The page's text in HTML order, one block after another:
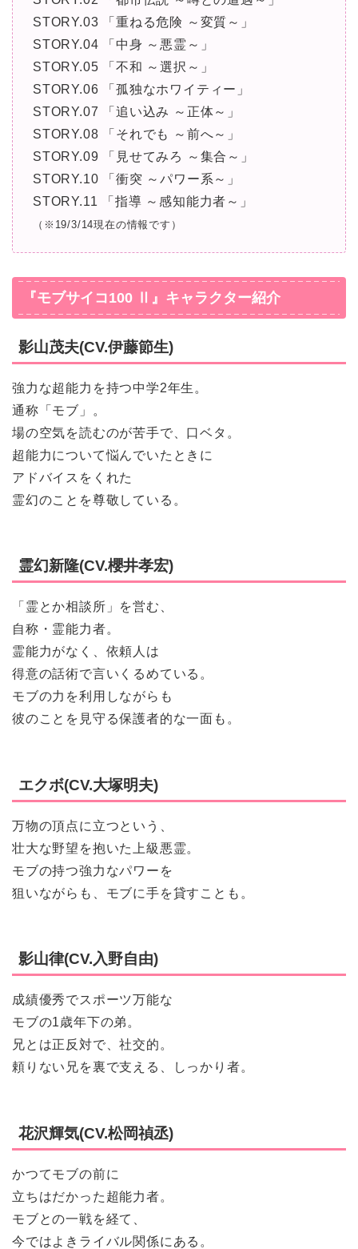
STORY.03 「重ねる危険 ～変質～」
STORY.04 「中身 ～悪霊～」
STORY.05 「不和 ～選択～」
STORY.06 「孤独なホワイティー」
STORY.07 「追い込み ～正体～」
STORY.08 「それでも ～前へ～」
STORY.09 「見せてみろ ～集合～」
STORY.10 「衝突 ～パワー系～」
STORY.11 「指導 ～感知能力者～」
（※19/3/14現在の情報です）
『モブサイコ100 Ⅱ』キャラクター紹介
影山茂夫(CV.伊藤節生)
強力な超能力を持つ中学2年生。
通称「モブ」。
場の空気を読むのが苦手で、口ベタ。
超能力について悩んでいたときに
アドバイスをくれた
霊幻のことを尊敬している。
霊幻新隆(CV.櫻井孝宏)
「霊とか相談所」を営む、
自称・霊能力者。
霊能力がなく、依頼人は
得意の話術で言いくるめている。
モブの力を利用しながらも
彼のことを見守る保護者的な一面も。
エクボ(CV.大塚明夫)
万物の頂点に立つという、
壮大な野望を抱いた上級悪霊。
モブの持つ強力なパワーを
狙いながらも、モブに手を貸すことも。
影山律(CV.入野自由)
成績優秀でスポーツ万能な
モブの1歳年下の弟。
兄とは正反対で、社交的。
頼りない兄を裏で支える、しっかり者。
花沢輝気(CV.松岡禎丞)
かつてモブの前に
立ちはだかった超能力者。
モブとの一戦を経て、
今ではよきライバル関係にある。